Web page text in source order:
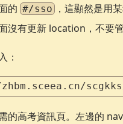
的 #/sso
，這顯然是用
沒有更新 location，不要管
：
的高考資訊頁。左邊的